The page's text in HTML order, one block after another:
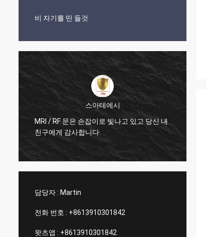
비 자기를 띤 들것
스아테에시
MRI / RF 문은 손잡이로 빛나고 있고 당신 내
친구에게 감사합니다.
담당자 : Martin
전화 번호 : +8613910301842
왓츠앱 : +8613910301842